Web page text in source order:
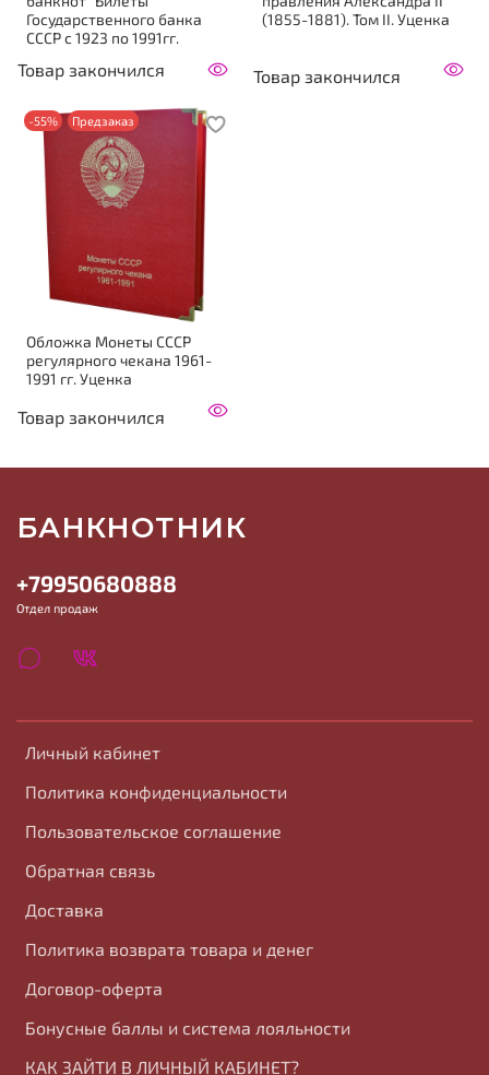
Государственного банка
СССР с 1923 по 1991гг.
Товар закончился
(1855-1881). Том II. Уценка
Товар закончился
-55% Предзаказ
Обложка Монеты СССР
регулярного чекана 1961-
1991 гг. Уценка
Товар закончился
Личный кабинет
Политика конфиденциальности
Пользовательское соглашение
Обратная связь
Доставка
Политика возврата товара и денег
Договор-оферта
Бонусные баллы и система лояльности
КАК ЗАЙТИ В ЛИЧНЫЙ КАБИНЕТ?
+79950680888
Отдел продаж
БАНКНОТНИК